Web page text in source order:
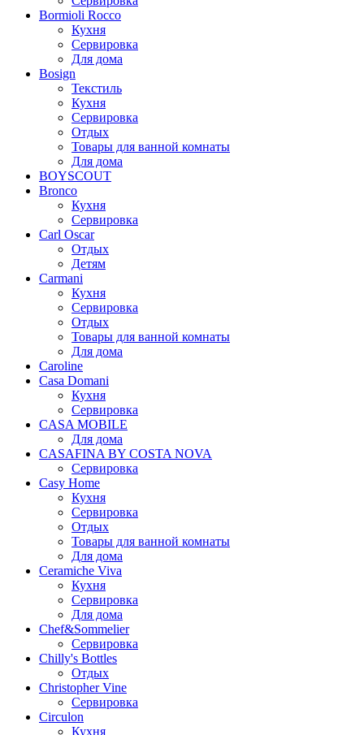
Bormioli Rocco
Кухня
Сервировка
Для дома
Bosign
Текстиль
Кухня
Сервировка
Отдых
Товары для ванной комнаты
Для дома
BOYSCOUT
Bronco
Кухня
Сервировка
Carl Oscar
Отдых
Детям
Carmani
Кухня
Сервировка
Отдых
Товары для ванной комнаты
Для дома
Caroline
Casa Domani
Кухня
Сервировка
CASA MOBILE
Для дома
CASAFINA BY COSTA NOVA
Сервировка
Casy Home
Кухня
Сервировка
Отдых
Товары для ванной комнаты
Для дома
Ceramiche Viva
Кухня
Сервировка
Для дома
Chef&Sommelier
Сервировка
Chilly's Bottles
Отдых
Christopher Vine
Сервировка
Circulon
Кухня